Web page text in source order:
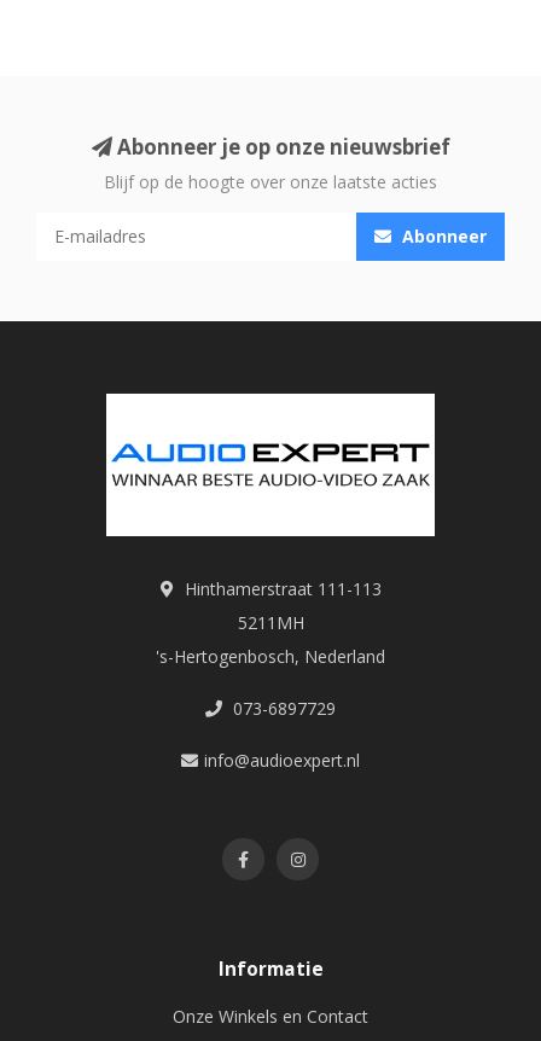
Abonneer je op onze nieuwsbrief
Blijf op de hoogte over onze laatste acties
Abonneer
Hinthamerstraat 111-113
5211MH
's-Hertogenbosch, Nederland
073-6897729
info@audioexpert.nl
Informatie
Onze Winkels en Contact